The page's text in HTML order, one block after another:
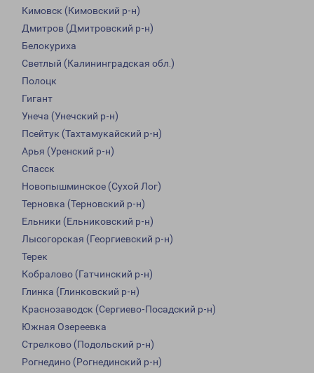
Кимовск (Кимовский р-н)
Дмитров (Дмитровский р-н)
Белокуриха
Светлый (Калининградская обл.)
Полоцк
Гигант
Унеча (Унечский р-н)
Псейтук (Тахтамукайский р-н)
Арья (Уренский р-н)
Спасск
Новопышминское (Сухой Лог)
Терновка (Терновский р-н)
Ельники (Ельниковский р-н)
Лысогорская (Георгиевский р-н)
Терек
Кобралово (Гатчинский р-н)
Глинка (Глинковский р-н)
Краснозаводск (Сергиево-Посадский р-н)
Южная Озереевка
Стрелково (Подольский р-н)
Рогнедино (Рогнединский р-н)